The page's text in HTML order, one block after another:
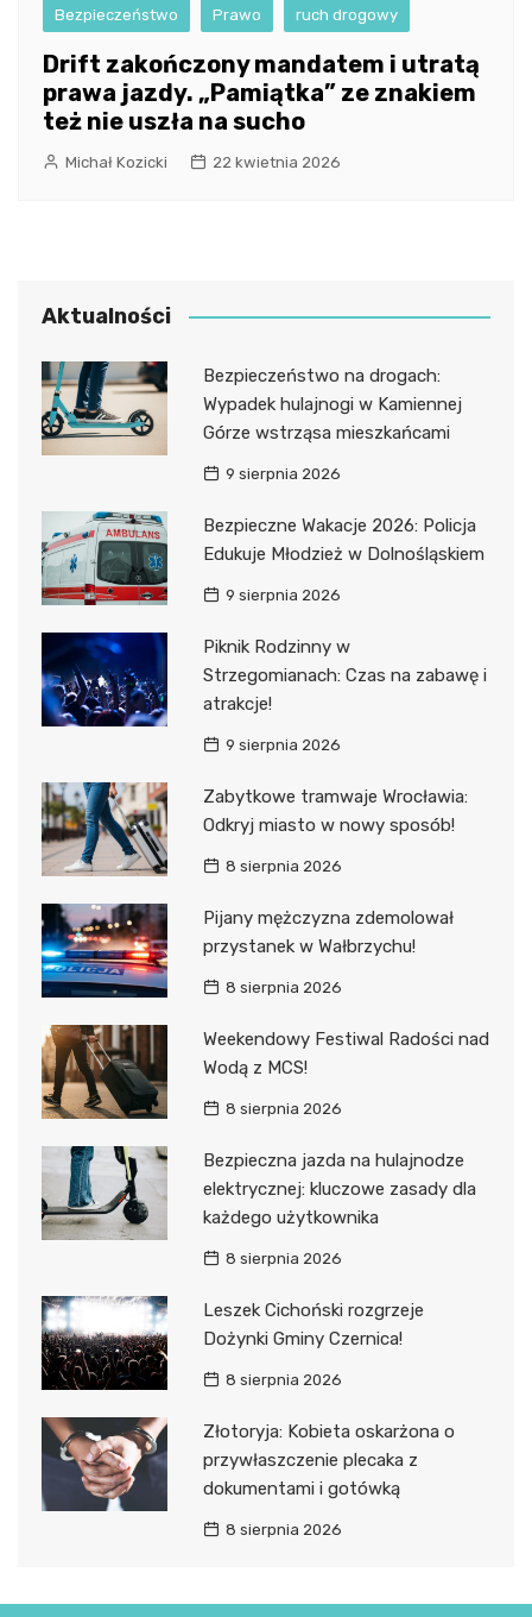
Bezpieczeństwo Prawo ruch drogowy
Drift zakończony mandatem i utratą
prawa jazdy. „Pamiątka” ze znakiem
też nie uszła na sucho
Michał Kozicki 22 kwietnia 2026
Aktualności
Bezpieczeństwo na drogach:
Wypadek hulajnogi w Kamiennej
Górze wstrząsa mieszkańcami
9 sierpnia 2026
Bezpieczne Wakacje 2026: Policja
Edukuje Młodzież w Dolnośląskiem
9 sierpnia 2026
Piknik Rodzinny w
Strzegomianach: Czas na zabawę i
atrakcje!
9 sierpnia 2026
Zabytkowe tramwaje Wrocławia:
Odkryj miasto w nowy sposób!
8 sierpnia 2026
Pijany mężczyzna zdemolował
przystanek w Wałbrzychu!
8 sierpnia 2026
Weekendowy Festiwal Radości nad
Wodą z MCS!
8 sierpnia 2026
Bezpieczna jazda na hulajnodze
elektrycznej: kluczowe zasady dla
każdego użytkownika
8 sierpnia 2026
Leszek Cichoński rozgrzeje
Dożynki Gminy Czernica!
8 sierpnia 2026
Złotoryja: Kobieta oskarżona o
przywłaszczenie plecaka z
dokumentami i gotówką
8 sierpnia 2026